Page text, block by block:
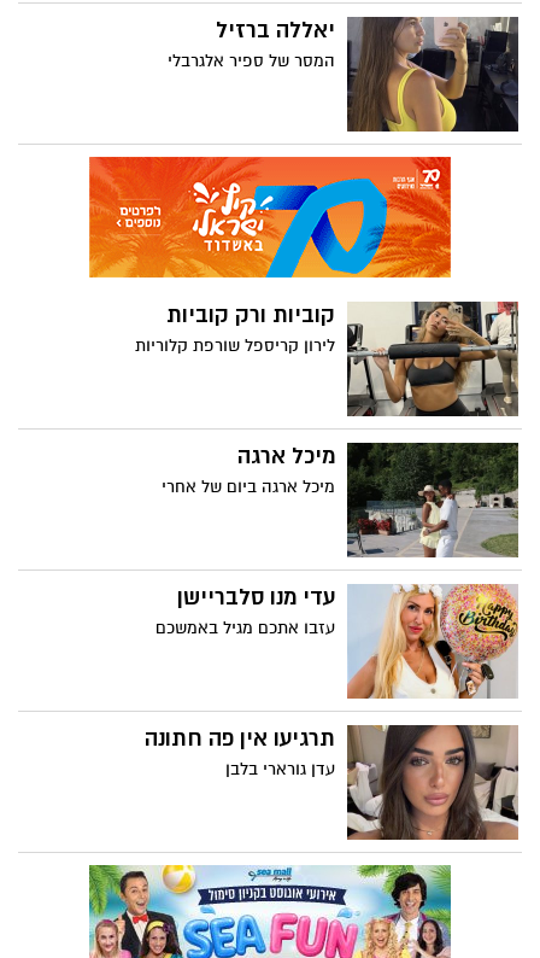
יאללה ברזיל
המסר של ספיר אלגרבלי
קוביות ורק קוביות
לירון קריספל שורפת קלוריות
מיכל ארגה
מיכל ארגה ביום של אחרי
עדי מנו סלבריישן
עזבו אתכם מגיל באמשכם
תרגיעו אין פה חתונה
עדן גורארי בלבן